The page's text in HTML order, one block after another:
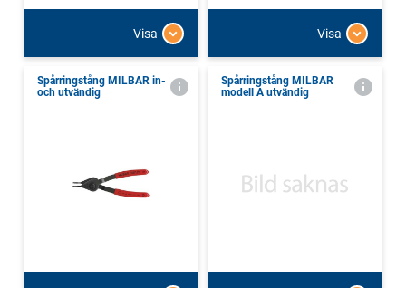
Visa Visa
Spårringstång MILBAR in-
och utvändig
Spårringstång MILBAR
modell A utvändig